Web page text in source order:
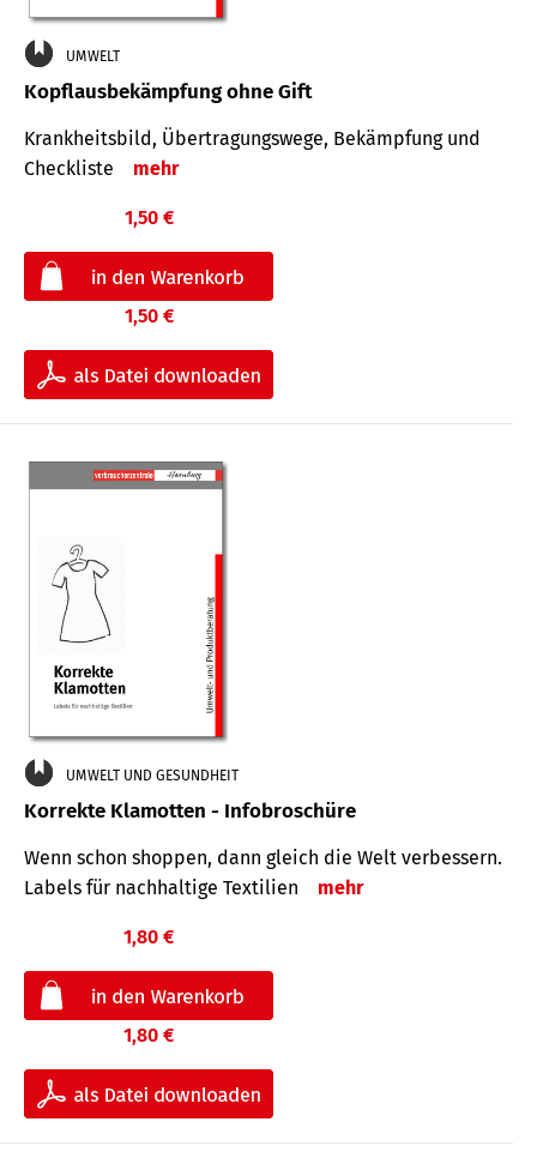
UMWELT
Kopflausbekämpfung ohne Gift
Krankheits­bild, Übertra­gungs­wege, Bekämpfung und
Check­liste
mehr
1,50 €
1,50 €
UMWELT UND GESUNDHEIT
Korrekte Klamotten - Infobroschüre
Wenn schon shoppen, dann gleich die Welt verbessern.
Labels für nachhaltige Textilien
mehr
1,80 €
1,80 €